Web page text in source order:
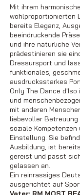
Mit ihrem
wohlproportionierten
bereits Eleganz,
beeindruckende
und ihre natürliche
prädestinieren sie
Dressursport und
funktionales,
ausdrucksstarkes
Only The Dance
und
mit anderen
liebevoller
soziale
Einstellung. Sie
Ausbildung, ist
gereist und passt
gelassen an.
Ein reinrassiges
ausgerichtet auf